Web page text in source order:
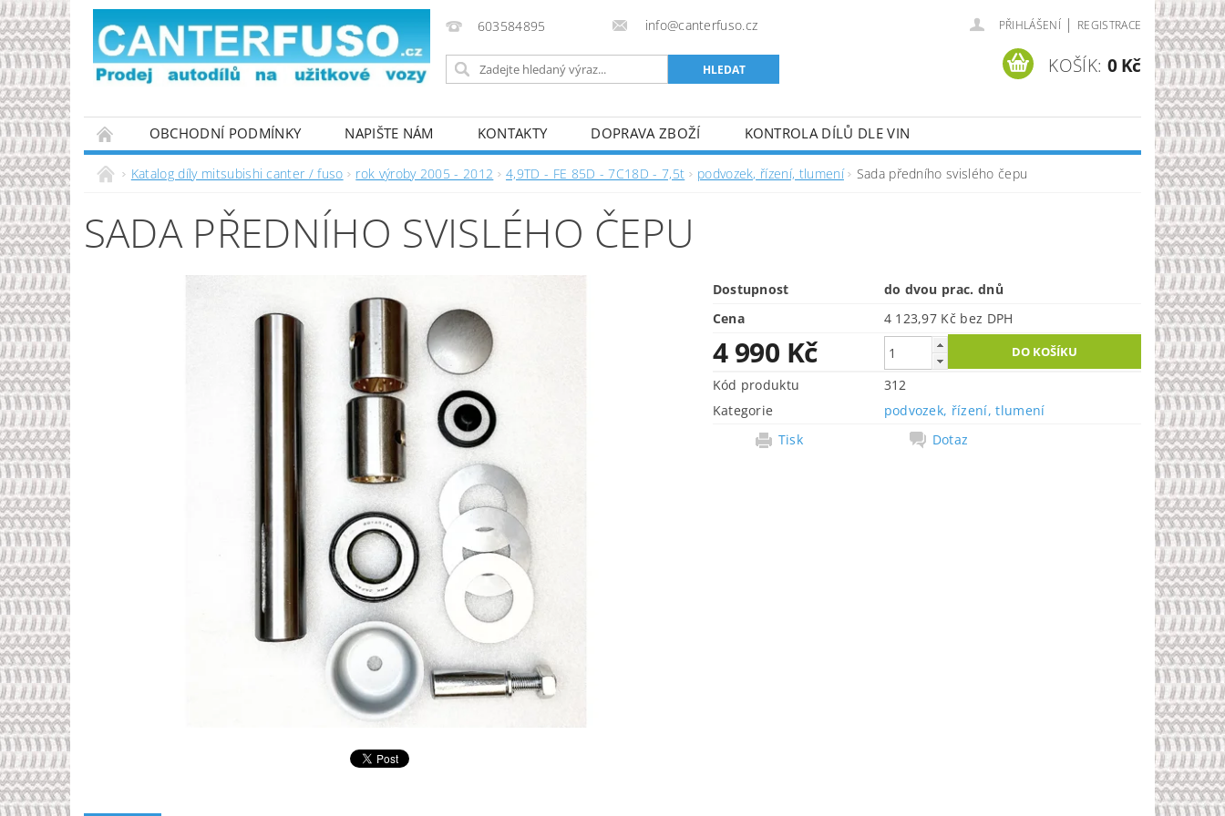
603584895 info@canterfuso.cz PŘIHLÁŠENÍ | REGISTRACE
KOŠÍK: 0 Kč
OBCHODNÍ PODMÍNKY NAPIŠTE NÁM KONTAKTY DOPRAVA ZBOŽÍ
KONTROLA DÍLŮ DLE VIN
PODMÍNKY OCHRANY OSOBNÍCH ÚDAJŮ
Katalog díly mitsubishi canter / fuso rok výroby 2005 - 2012 4,9TD - FE 85D - 7C18D - 7,5t podvozek, řízení, tlumení Sada předního svislého čepu
SADA PŘEDNÍHO SVISLÉHO ČEPU
Dostupnost
do dvou prac. dnů
Cena
4 123,97 Kč bez DPH
4 990 Kč
Kód produktu
312
Kategorie
podvozek, řízení, tlumení
Tisk
Dotaz